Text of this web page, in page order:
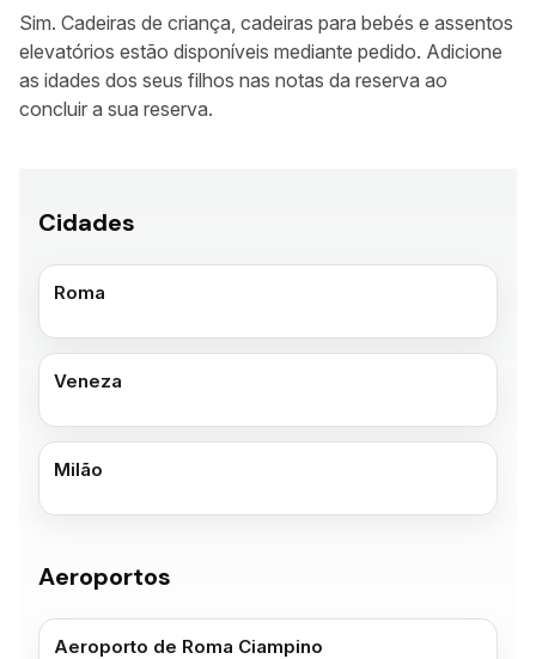
Sim. Cadeiras de criança, cadeiras para bebés e assentos
elevatórios estão disponíveis mediante pedido. Adicione
as idades dos seus filhos nas notas da reserva ao
concluir a sua reserva.
Cidades
Roma
Veneza
Milão
Aeroportos
Aeroporto de Roma Ciampino